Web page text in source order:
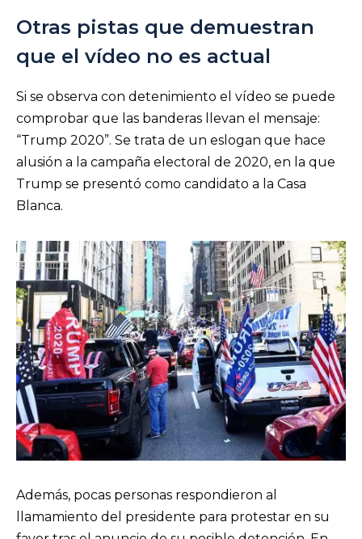
Otras pistas que demuestran
que el vídeo no es actual
Si se observa con detenimiento el vídeo se puede
comprobar que las banderas llevan el mensaje:
“Trump 2020”. Se trata de un eslogan que hace
alusión a la campaña electoral de 2020, en la que
Trump se presentó como candidato a la Casa
Blanca.
Además, pocas personas respondieron al
llamamiento del presidente para protestar en su